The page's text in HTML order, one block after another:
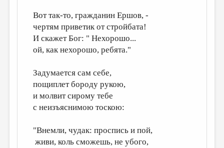
ТРЕДИАКОВСКИЙ
МЕДИА
ВКОНТАКТЕ
Вот так-то, гражданин Ершов, -
чертям приветик от стройбата!
И скажет Бог: " Нехорошо...
ой, как нехорошо, ребята."
Задумается сам себе,
пощиплет бороду рукою,
и молвит сирому тебе
с неизъяснимою тоскою:
"Внемли, чудак: проспись и пой,
живи, коль сможешь, не убого,